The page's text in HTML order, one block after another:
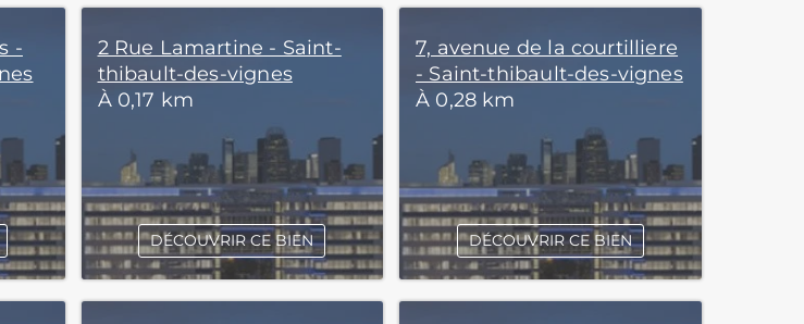
-
2 Rue Lamartine - Saint-
thibault-des-vignes
À 0,17 km
DÉCOUVRIR CE BIEN
7, avenue de la courtilliere
- Saint-thibault-des-vignes
À 0,28 km
DÉCOUVRIR CE BIEN